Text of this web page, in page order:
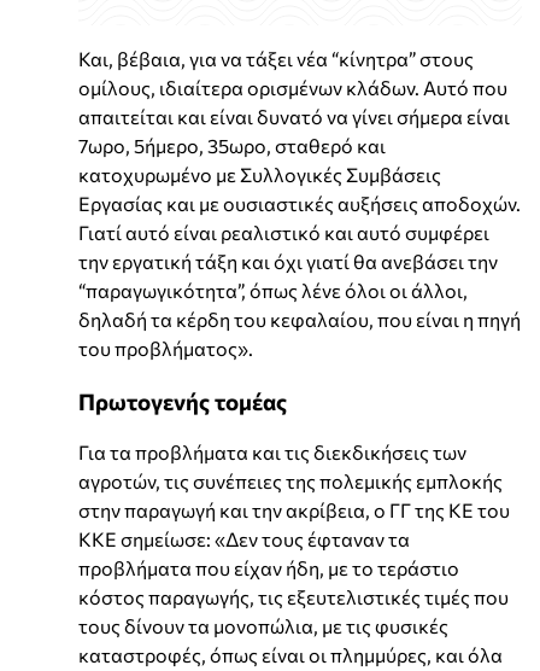
Και, βέβαια, για να τάξει νέα “κίνητρα” στους
ομίλους, ιδιαίτερα ορισμένων κλάδων. Αυτό που
απαιτείται και είναι δυνατό να γίνει σήμερα είναι
7ωρο, 5ήμερο, 35ωρο, σταθερό και
κατοχυρωμένο με Συλλογικές Συμβάσεις
Εργασίας και με ουσιαστικές αυξήσεις αποδοχών.
Γιατί αυτό είναι ρεαλιστικό και αυτό συμφέρει
την εργατική τάξη και όχι γιατί θα ανεβάσει την
“παραγωγικότητα”, όπως λένε όλοι οι άλλοι,
δηλαδή τα κέρδη του κεφαλαίου, που είναι η πηγή
του προβλήματος».
Πρωτογενής τομέας
Για τα προβλήματα και τις διεκδικήσεις των
αγροτών, τις συνέπειες της πολεμικής εμπλοκής
στην παραγωγή και την ακρίβεια, ο ΓΓ της ΚΕ του
ΚΚΕ σημείωσε: «Δεν τους έφταναν τα
προβλήματα που είχαν ήδη, με το τεράστιο
κόστος παραγωγής, τις εξευτελιστικές τιμές που
τους δίνουν τα μονοπώλια, με τις φυσικές
καταστροφές, όπως είναι οι πλημμύρες, και όλα